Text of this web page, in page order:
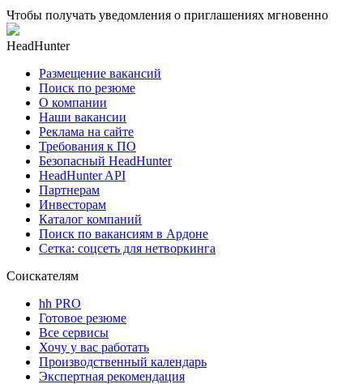
Чтобы получать уведомления о приглашениях мгновенно
HeadHunter
Размещение вакансий
Поиск по резюме
О компании
Наши вакансии
Реклама на сайте
Требования к ПО
Безопасный HeadHunter
HeadHunter API
Партнерам
Инвесторам
Каталог компаний
Поиск по вакансиям в Ардоне
Сетка: соцсеть для нетворкинга
Соискателям
hh PRO
Готовое резюме
Все сервисы
Хочу у вас работать
Производственный календарь
Экспертная рекомендация